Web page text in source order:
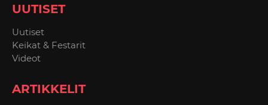
UUTISET
Uutiset
Keikat & Festarit
Videot
ARTIKKELIT